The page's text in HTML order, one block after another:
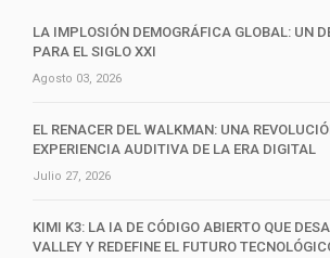
LA IMPLOSIÓN DEMOGRÁFICA GLOBAL: UN
PARA EL SIGLO XXI
Agosto 03, 2026
EL RENACER DEL WALKMAN: UNA
EXPERIENCIA AUDITIVA DE LA ERA DIGITAL
Julio 27, 2026
KIMI K3: LA IA DE CÓDIGO ABIERTO QUE
VALLEY Y REDEFINE EL FUTURO